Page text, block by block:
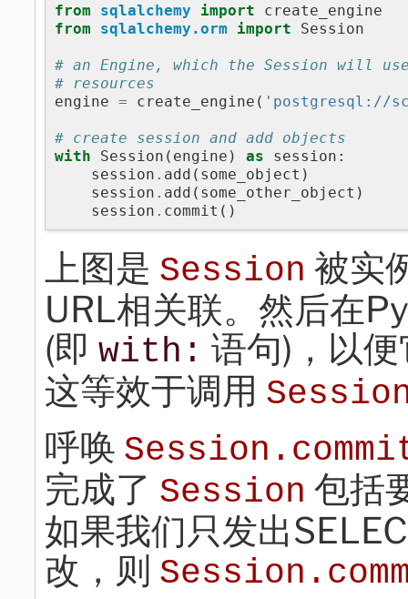
from sqlalchemy import
create_engine
from
sqlalchemy.orm import Session
# an Engine, which the Session will
# resources
engine = create_engine ( 'postgresql://
# create session and add objects
with
Session ( engine ) as session :
session . add ( some_object )
session . add ( some_other_object )
session . commit ()
上图是 Session 被实
URL相关联。然后在
(即 with: 语句)，以
这等效于调用
呼唤
完成了 Session 包括
如果我们只发出
改，则